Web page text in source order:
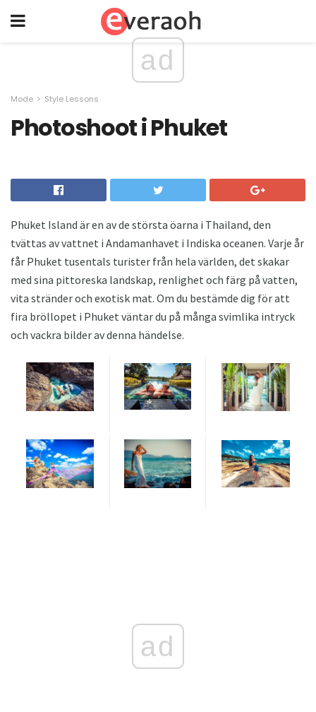
ad
Mode Style Lessons
Photoshoot i Phuket
Phuket Island är en av de största öarna i Thailand, den
tvättas av vattnet i Andamanhavet i Indiska oceanen. Varje år
får Phuket tusentals turister från hela världen, det skakar
med sina pittoreska landskap, renlighet och färg på vatten,
vita stränder och exotisk mat. Om du bestämde dig för att
fira bröllopet i Phuket väntar du på många svimlika intryck
och vackra bilder av denna händelse.
ad